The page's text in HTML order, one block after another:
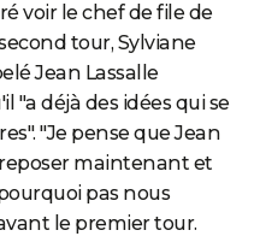
voir le chef de file de
tour, Sylviane
Jean Lassalle
"a déjà des idées qui se
"Je pense que Jean
maintenant et
pas nous
le premier tour.